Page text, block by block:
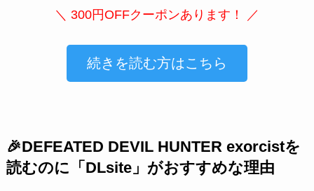
＼ 300円OFFクーポンあります！ ／
続きを読む方はこちら
🎉DEFEATED DEVIL HUNTER exorcistを
読むのに「DLsite」がおすすめな理由